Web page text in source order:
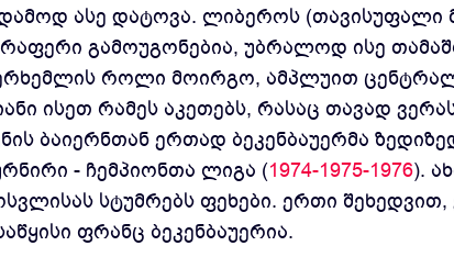
ასე დატოვა. ლიბეროს (თავისუფალი
გამოუგონებია, უბრალოდ ისე
როლი მოირგო, ამპლუით
ისეთ რამეს აკეთებს, რასაც თავად
ბაიერნთან ერთად ბეკენბაუერმა
- ჩემპიონთა ლიგა (1974-1975-1976).
სტუმრებს ფეხები. ერთი
ფრანც ბეკენბაუერია.